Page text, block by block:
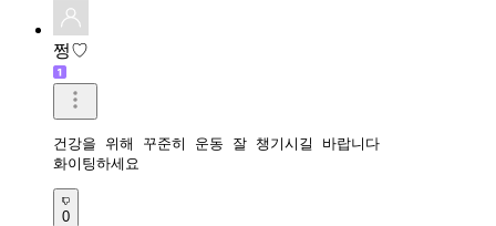
쩡♡
건강을 위해 꾸준히 운동 잘 챙기시길 바랍니다
화이팅하세요
0